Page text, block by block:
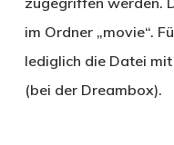
im Ordner „movie“.
lediglich die Datei
(bei der Dreambox).